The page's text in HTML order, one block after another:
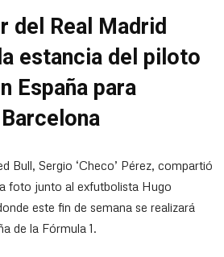
del Real Madrid
estancia del piloto
España para
Bull, Sergio ‘Checo’ Pérez, compartió
foto junto al exfutbolista Hugo
este fin de semana se realizará
de la Fórmula 1.